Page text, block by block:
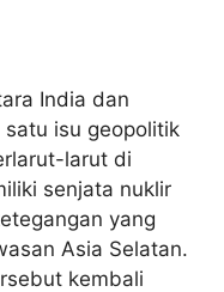
India dan
isu geopolitik
larut di
senjata nuklir
yang
Asia Selatan.
kembali